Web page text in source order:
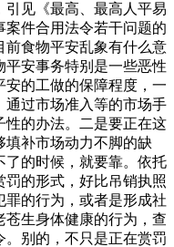
引见《最高、最高人平易
件合用法令若干问题的
前食物平安乱象有什么意
平安事务特别是一些恶性
的工做的保障程度，一
通过市场准入等的市场手
性的办法。二是要正在这
填补市场动力不脚的缺
了的时候，就要靠。依托
的形式，好比吊销执照
的行为，或者是形成社
生身体健康的行为，查
别的，不只是正在赏罚